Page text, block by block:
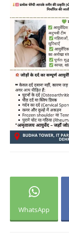
WhatsApp